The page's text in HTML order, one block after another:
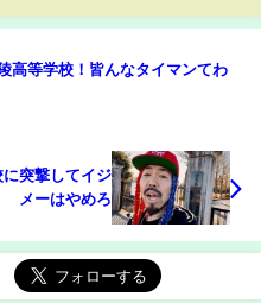
高等学校！皆んなタイマンてわ
に突撃してイジ
メーはやめろ